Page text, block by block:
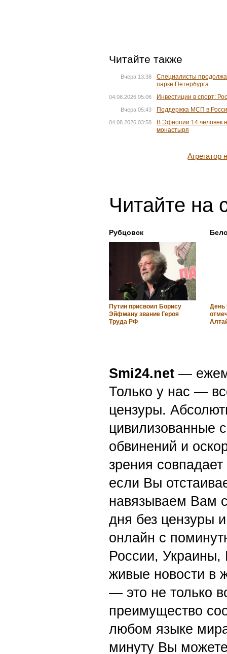
Читайте также
Вчера 13:38
Специалисты
парке Петербурга
04.08.2026 05:06 Инвестиции в спорт:
Вчера 05:43 Поддержка МСП в
04.08.2026 03:58
В Эфиопии 14 человек
монастыря
Читайте на
Рубцовск
Путин присвоил Борису
Эйфману звание Героя
Труда РФ
День
Smi24.net —
Только у нас —
цензуры.
цивилизованные
обвинений и
зрения
если Вы
навязываем Вам
дня без цензуры
онлайн с
России,
живые новости в
— это не только
преимущество
любом языке
минуту Вы